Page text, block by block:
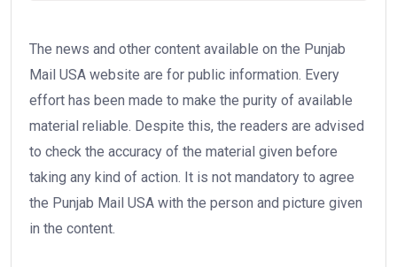
The news and other content available on the Punjab
Mail USA website are for public information. Every
effort has been made to make the purity of available
material reliable. Despite this, the readers are advised
to check the accuracy of the material given before
taking any kind of action. It is not mandatory to agree
the Punjab Mail USA with the person and picture given
in the content.